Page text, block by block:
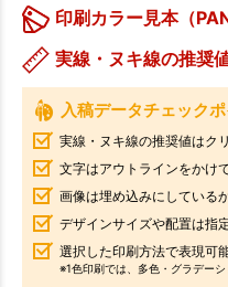
印刷カラー見本（
実線・ヌキ線の推奨
入稿データチェックポ
実線・ヌキ線の推奨値はク
文字はアウトラインをかけ
画像は埋め込みにしている
デザインサイズや配置は指
選択した印刷方法で表現可
※1色印刷では、多色・グラデーシ